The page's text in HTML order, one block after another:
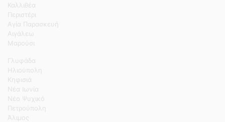
Καλλιθέα
Περιστέρι
Αγία Παρασκευή
Αιγάλεω
Μαρούσι
Γλυφάδα
Ηλιούπολη
Κηφισιά
Νέα Ιωνία
Νέο Ψυχικό
Πετρούπολη
Άλιμος